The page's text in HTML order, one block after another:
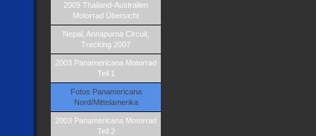
2009 Thailand-Australien
Motorrad Übersicht
Nepal, Annapurna Circuit,
Trecking 2007
2003 Panamericana Motorrad
Teil 1
Fotos Panamericana
Nord/Mittelamerika
2003 Panamericana Motorrad
Teil 2